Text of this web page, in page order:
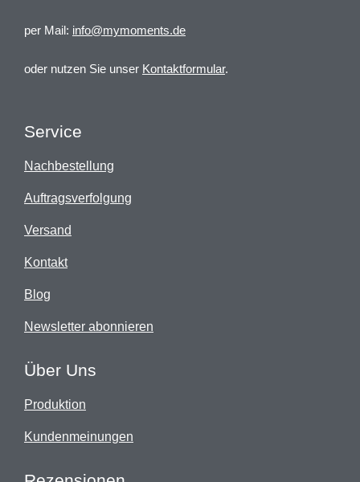
per Mail: info@mymoments.de
oder nutzen Sie unser Kontaktformular.
Service
Nachbestellung
Auftragsverfolgung
Versand
Kontakt
Blog
Newsletter abonnieren
Über Uns
Produktion
Kundenmeinungen